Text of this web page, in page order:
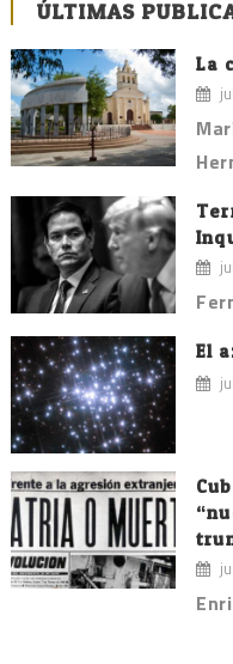
de
entradas
ÚLTIMAS
La
El